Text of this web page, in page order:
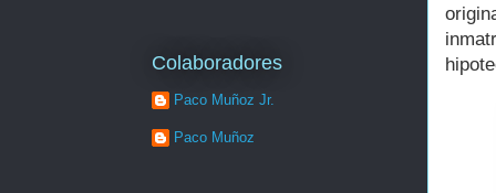
Colaboradores
Paco Muñoz Jr.
Paco Muñoz